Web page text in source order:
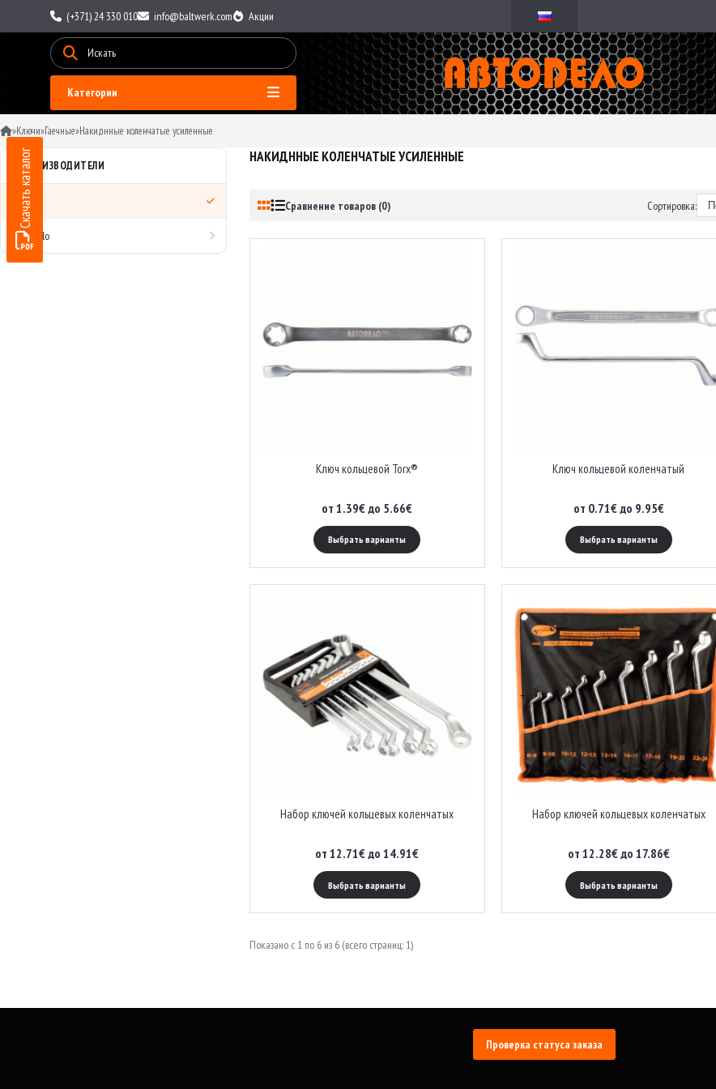
(+371) 24 330 010 info@baltwerk.com Акции
Категории
Скачать каталог
»Ключи»Гаечные»Накиднные коленчатые усиленные
ПРОИЗВОДИТЕЛИ
Все
AvtoDelo
НАКИДННЫЕ КОЛЕНЧАТЫЕ УСИЛЕННЫЕ
Сравнение товаров (0) Сортировка:
Ключ кольцевой Torx®
от 1.39€ до 5.66€
Выбрать варианты
Ключ кольцевой коленчатый
от 0.71€ до 9.95€
Выбрать варианты
Набор ключей кольцевых коленчатых
от 12.71€ до 14.91€
Выбрать варианты
Набор ключей кольцевых коленчатых
от 12.28€ до 17.86€
Выбрать варианты
Показано с 1 по 6 из 6 (всего страниц: 1)
Проверка статуса заказа